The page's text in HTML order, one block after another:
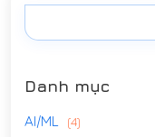
Danh mục
AI/ML (4)